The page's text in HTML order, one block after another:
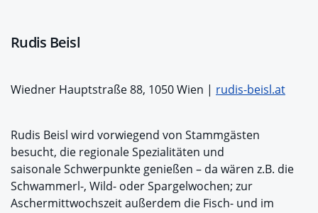
Rudis Beisl
Wiedner Hauptstraße 88, 1050 Wien | rudis-beisl.at
Rudis Beisl wird vorwiegend von Stammgästen
besucht, die regionale Spezialitäten und
saisonale Schwerpunkte genießen – da wären z.B. die
Schwammerl-, Wild- oder Spargelwochen; zur
Aschermittwochszeit außerdem die Fisch- und im